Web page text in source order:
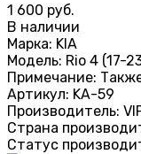
1 600 руб.
В наличии
Марка: KIA
Модель: Rio 4 (17-
Примечание:
Артикул: KA-59
Производитель:
Страна
Статус